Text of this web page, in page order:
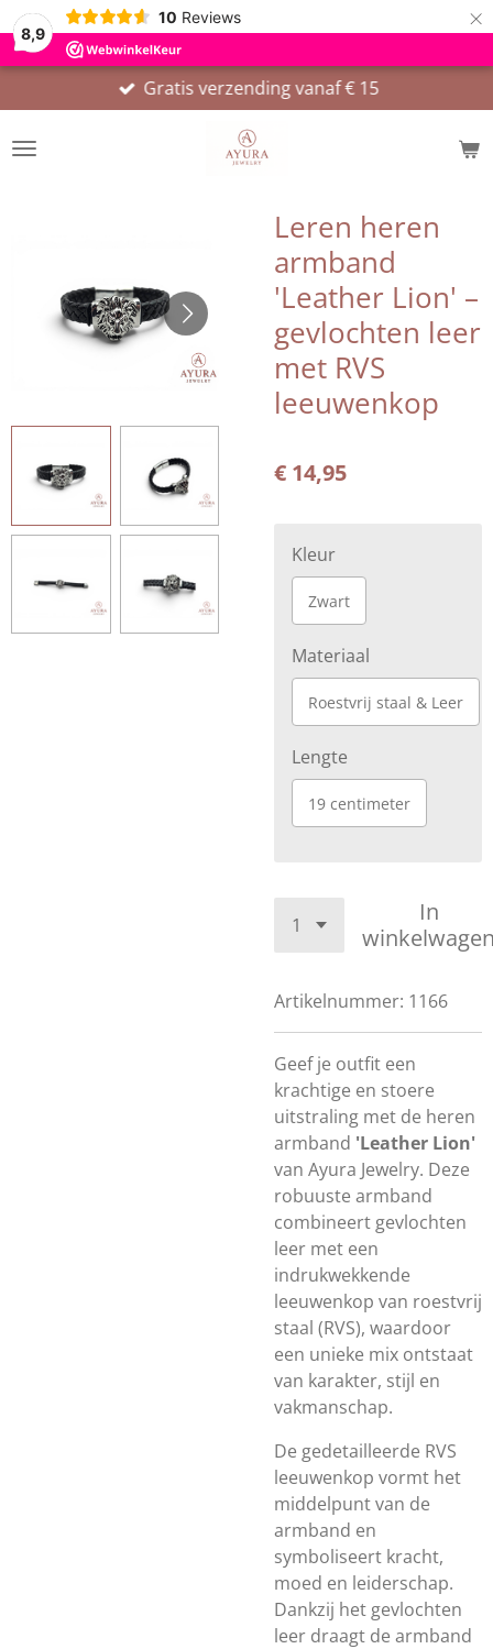
8,9
10 Reviews ×
Gratis verzending vanaf € 15
Leren heren
armband
'Leather Lion' –
gevlochten leer
met RVS
leeuwenkop
€ 14,95
Kleur
Zwart
Materiaal
Roestvrij staal & Leer
Lengte
19 centimeter
In
Artikelnummer: 1166
Geef je outfit een
krachtige en stoere
uitstraling met de heren
armband 'Leather Lion'
van Ayura Jewelry. Deze
robuuste armband
combineert gevlochten
leer met een
indrukwekkende
leeuwenkop van roestvrij
staal (RVS), waardoor
een unieke mix ontstaat
van karakter, stijl en
vakmanschap.
De gedetailleerde RVS
leeuwenkop vormt het
middelpunt van de
armband en
symboliseert kracht,
moed en leiderschap.
Dankzij het gevlochten
leer draagt de armband